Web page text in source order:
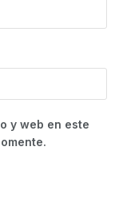
y web en este